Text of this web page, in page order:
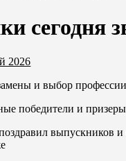
сегодня
2026
и выбор
победители и
выпускников и